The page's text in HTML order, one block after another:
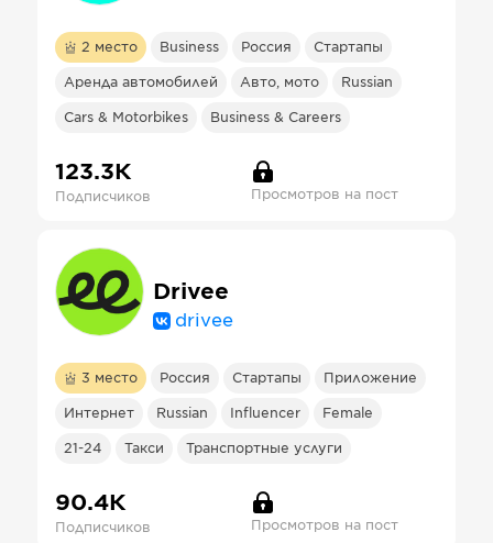
2 место Business Россия Стартапы
Аренда автомобилей Авто, мото Russian
Cars & Motorbikes Business & Careers
123.3К
Подписчиков Просмотров на пост
Drivee
drivee
3 место Россия Стартапы Приложение
Интернет Russian Influencer Female
21-24 Такси Транспортные услуги
90.4К
Подписчиков Просмотров на пост